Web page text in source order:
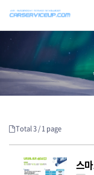
Total 3 /1 page
스